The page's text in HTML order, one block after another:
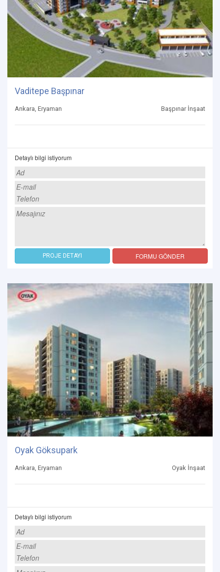
Vaditepe Başpınar
Ankara, Eryaman Başpınar İnşaat
Detaylı bilgi istiyorum
PROJE DETAYI FORMU GÖNDER
Oyak Göksupark
Ankara, Eryaman Oyak İnşaat
Detaylı bilgi istiyorum